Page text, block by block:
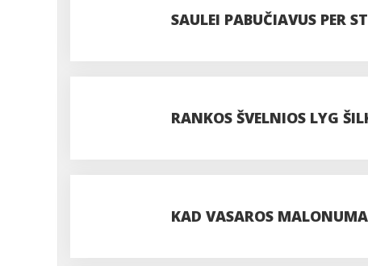
SAULEI PABUČIAVUS PER
RANKOS ŠVELNIOS LYG
KAD VASAROS